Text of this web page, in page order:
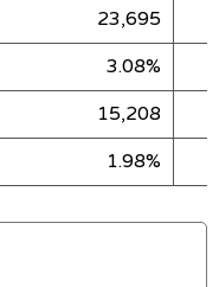
23,695
3.08%
15,208
1.98%